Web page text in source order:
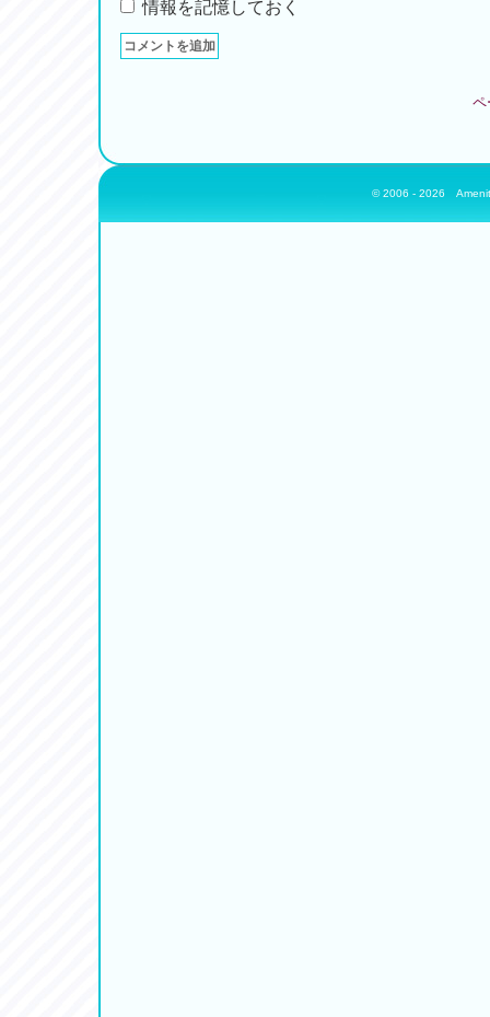
情報を記憶しておく
ペ
© 2006 - 2026